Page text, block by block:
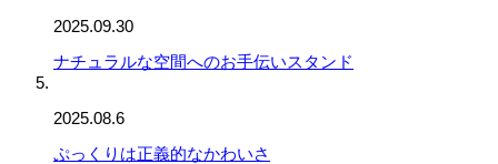
2025.09.30
ナチュラルな空間へのお手伝いスタンド
2025.08.6
ぷっくりは正義的なかわいさ